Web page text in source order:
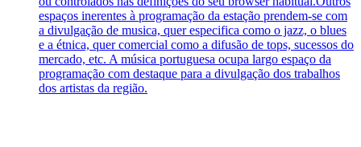
espaços inerentes à programação da estação prendem-se com
a divulgação de musica, quer especifica como o jazz, o blues
e a étnica, quer comercial como a difusão de tops, sucessos do
mercado, etc. A música portuguesa ocupa largo espaço da
programação com destaque para a divulgação dos trabalhos
dos artistas da região.